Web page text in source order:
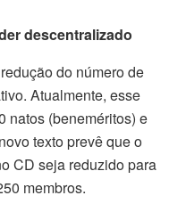
descentralizado
do número de
Atualmente, esse
natos (beneméritos) e
texto prevê que o
CD seja reduzido para
membros.